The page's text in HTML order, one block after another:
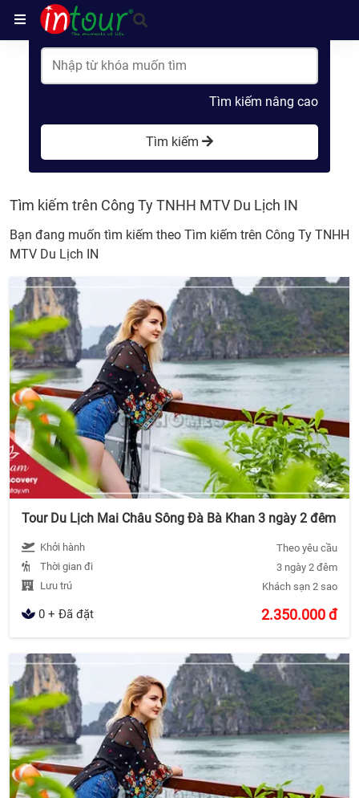
Trang chủ Tìm kiếm trên Công Ty TNHH MTV Du Lịch IN
Tìm kiếm nâng cao
Tìm kiếm
Tìm kiếm trên Công Ty TNHH MTV Du Lịch IN
Bạn đang muốn tìm kiếm theo Tìm kiếm trên Công Ty TNHH
MTV Du Lịch IN
Tour Du Lịch Mai Châu Sông Đà Bà Khan 3 ngày 2 đêm
Khởi hành
Theo yêu cầu
Thời gian đi
3 ngày 2 đêm
Lưu trú
Khách sạn 2 sao
0 + Đã đặt 2.350.000đ